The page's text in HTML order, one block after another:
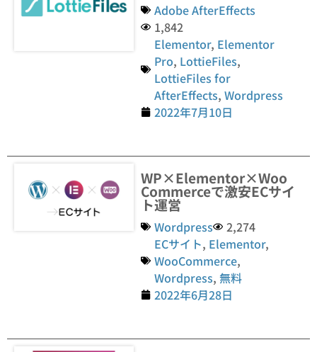
Adobe AfterEffects
1,842
Elementor, Elementor
Pro, LottieFiles,
LottieFiles for
AfterEffects,Wordpress
2022年7月10日
WP×Elementor×Woo
Commerceで激安ECサイ
ト運営
Wordpress
2,274
ECサイト, Elementor,
WooCommerce,
Wordpress,無料
2022年6月28日